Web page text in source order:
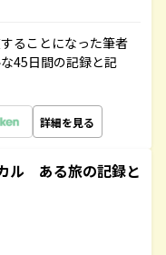
ることになった筆者
45日間の記録と記
詳細を見る
ル ある旅の記録と